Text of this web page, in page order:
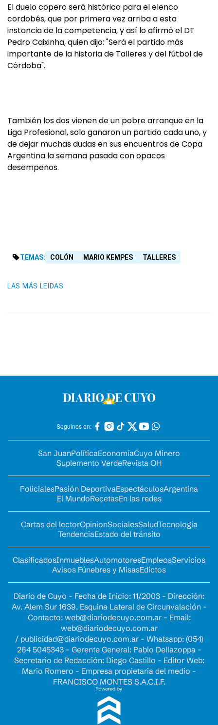
El duelo copero será histórico para el elenco
cordobés, que por primera vez arriba a esta
instancia de la competencia, y así lo afirmó el DT
Pedro Caixinha, quien dijo: "Será el partido más
importante de la historia de Talleres y del fútbol de
Córdoba".
También los dos vienen de un pobre arranque en la
Liga Profesional, solo ganaron un partido cada uno, y
de dejar muchas dudas en sus encuentros de Copa
Argentina la semana pasada con opacos
desempeños.
TEMAS: COLÓN MARIO KEMPES TALLERES
LAS MÁS LEIDAS
Seguinos en:
San JuanPolíticaEconomíaCuyo Minero
Suplemento VerdeRevista OH
PolicialesPasión DeportivaEspectáculosArgentina
El MundoRecetasEn las redes
Cartas del lectorOpinionSocialesSaludTecnología
TendenciaEstado del tránsito
ClasificadosInmueblesAutomotoresEmpleosServicios
Avisos Fúnebres y MisasEdictos
Diario de Cuyo - Fecha de Inicio: 11/2003 - Dirección:
Av. Alem Sur 1639. Esquina Lateral de Circunvalación -
Contacto: web@diariodecuyo.com.ar- Email:
web@diariodecuyo.com.ar
/ publicidad@diariodecuyo.com.ar- Whatsapp: (054)
264 5045343 - Gerente General: Pablo Dellazoppa -
Secretario de Redacción: Diego Castillo - Editor Web:
Mario Romero - Empresa propietaria del medio -
FRANCISCO MONTES S.A.C.I.F.